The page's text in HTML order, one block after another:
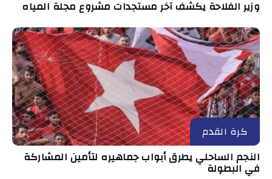
وزير الفلاحة يكشف آخر مستجدات مشروع مجلة المياه
كرة القدم
النجم الساحلي يطرق أبواب جماهيره لتأمين المشاركة
في البطولة